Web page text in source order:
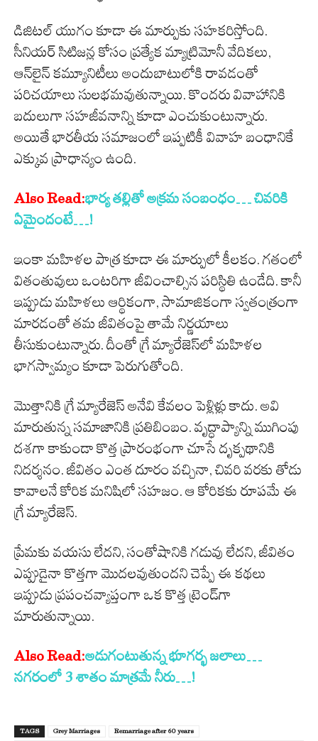
డిజిటల్ యుగం కూడా ఈ మార్పుకు సహకరిస్తోంది.
సీనియర్ సిటిజన్ల కోసం ప్రత్యేక మ్యాట్రిమోనీ వేదికలు,
ఆన్‌లైన్ కమ్యూనిటీలు అందుబాటులోకి రావడంతో
పరిచయాలు సులభమవుతున్నాయి. కొందరు వివాహానికి
బదులుగా సహజీవనాన్ని కూడా ఎంచుకుంటున్నారు.
అయితే భారతీయ సమాజంలో ఇప్పటికీ వివాహ బంధానికే
ఎక్కువ ప్రాధాన్యం ఉంది.
Also Read:భార్య తల్లితో అక్రమ సంబంధం… చివరికి
ఏమైందంటే…!
ఇంకా మహిళల పాత్ర కూడా ఈ మార్పులో కీలకం. గతంలో
వితంతువులు ఒంటరిగా జీవించాల్సిన పరిస్థితి ఉండేది. కానీ
ఇప్పుడు మహిళలు ఆర్థికంగా, సామాజికంగా స్వతంత్రంగా
మారడంతో తమ జీవితంపై తామే నిర్ణయాలు
తీసుకుంటున్నారు. దీంతో గ్రే మ్యారేజెస్‌లో మహిళల
భాగస్వామ్యం కూడా పెరుగుతోంది.
మొత్తానికి గ్రే మ్యారేజెస్ అనేవి కేవలం పెళ్లిళ్లు కాదు. అవి
మారుతున్న సమాజానికి ప్రతిబింబం. వృద్ధాప్యాన్ని ముగింపు
దశగా కాకుండా కొత్త ప్రారంభంగా చూసే దృక్పథానికి
నిదర్శనం. జీవితం ఎంత దూరం వచ్చినా, చివరి వరకు తోడు
కావాలనే కోరిక మనిషిలో సహజం. ఆ కోరికకు రూపమే ఈ
గ్రే మ్యారేజెస్.
ప్రేమకు వయసు లేదని, సంతోషానికి గడువు లేదని, జీవితం
ఎప్పుడైనా కొత్తగా మొదలవుతుందని చెప్పే ఈ కథలు
ఇప్పుడు ప్రపంచవ్యాప్తంగా ఒక కొత్త ట్రెండ్‌గా
మారుతున్నాయి.
Also Read:అడుగంటుతున్న‌ భూగర్భ జలాలు…
న‌గ‌రంలో 3 శాతం మాత్రమే నీరు…!
TAGS Grey Marriages Remarriage after 60 years